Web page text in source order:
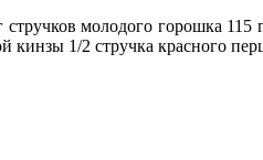
молодого горошка
1/2 стручка красного